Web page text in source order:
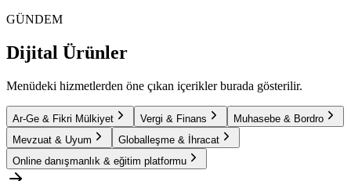
GÜNDEM
Dijital Ürünler
Menüdeki hizmetlerden öne çıkan içerikler burada gösterilir.
Ar-Ge & Fikri Mülkiyet Vergi & Finans
Muhasebe & Bordro
Mevzuat & Uyum
Globalleşme & İhracat
Online danışmanlık & eğitim platformu